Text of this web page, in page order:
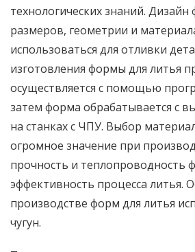
технологических знаний.
размеров, геометрии и
использоваться для отливки
изготовления формы для литья
осуществляется с помощью
затем форма обрабатывается с
на станках с ЧПУ. Выбор
огромное значение при
прочность и теплопроводность
эффективность процесса литья.
производстве форм для литья
чугун.